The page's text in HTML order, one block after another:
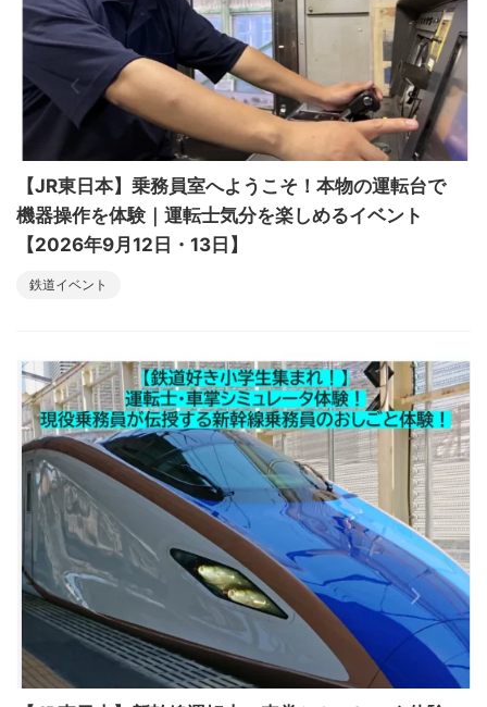
【JR東日本】乗務員室へようこそ！本物の運転台で
機器操作を体験｜運転士気分を楽しめるイベント
【2026年9月12日・13日】
鉄道イベント